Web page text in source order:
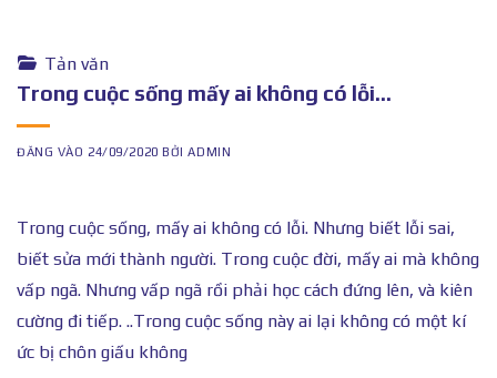
Tản văn
Trong cuộc sống mấy ai không có lỗi…
ĐĂNG VÀO 24/09/2020 BỞIADMIN
Trong cuộc sống, mấy ai không có lỗi. Nhưng biết lỗi sai,
biết sửa mới thành người. Trong cuộc đời, mấy ai mà không
vấp ngã. Nhưng vấp ngã rồi phải học cách đứng lên, và kiên
cường đi tiếp. ..Trong cuộc sống này ai lại không có một kí
ức bị chôn giấu không